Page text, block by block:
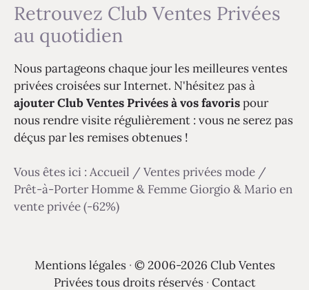
Retrouvez Club Ventes Privées
au quotidien
Nous partageons chaque jour les meilleures ventes
privées croisées sur Internet. N'hésitez pas à
ajouter Club Ventes Privées à vos favorispour
nous rendre visite régulièrement : vous ne serez pas
déçus par les remises obtenues !
Vous êtes ici : Accueil / Ventes privées mode /
Prêt-à-Porter Homme & Femme Giorgio & Mario en
vente privée (-62%)
Mentions légales · © 2006-2026 Club Ventes
Privées tous droits réservés · Contact